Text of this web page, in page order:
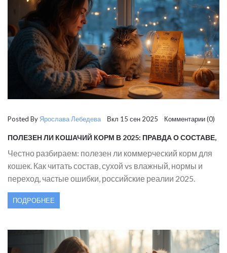
Posted By Ярослава ЛебедеваВкл 15 сен 2025 Комментарии (0)
ПОЛЕЗЕН ЛИ КОШАЧИЙ КОРМ В 2025: ПРАВДА О СОСТАВЕ,
Честно разбираем: полезен ли коммерческий корм для
кошек. Как читать состав, сухой vs влажный, нормы и
переход, частые ошибки, российские реалии 2025.
ПОДРОБНЕЕ